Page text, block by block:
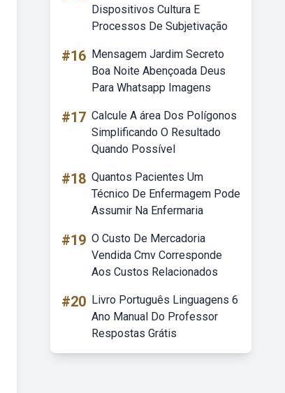
Dispositivos Cultura E
Processos De Subjetivação
#16 Mensagem Jardim Secreto
Boa Noite Abençoada Deus
Para Whatsapp Imagens
#17 Calcule A área Dos Polígonos
Simplificando O Resultado
Quando Possível
#18 Quantos Pacientes Um
Técnico De Enfermagem Pode
Assumir Na Enfermaria
#19 O Custo De Mercadoria
Vendida Cmv Corresponde
Aos Custos Relacionados
#20 Livro Português Linguagens 6
Ano Manual Do Professor
Respostas Grátis